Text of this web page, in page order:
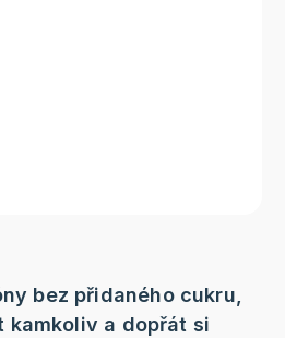
bez přidaného cukru,
kamkoliv a dopřát si